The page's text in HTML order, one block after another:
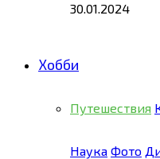
30.01.2024
Хобби
Путешествия
Наука Фото